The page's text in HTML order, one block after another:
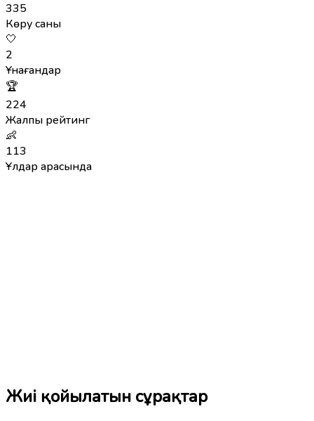
335
Көру саны
🤍
2
Ұнағандар
🏆
224
Жалпы рейтинг
👶
113
Ұлдар арасында
Жиі қойылатын сұрақтар